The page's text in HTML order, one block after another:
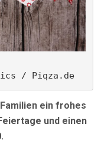
/ Piqza.de
ein frohes
und einen